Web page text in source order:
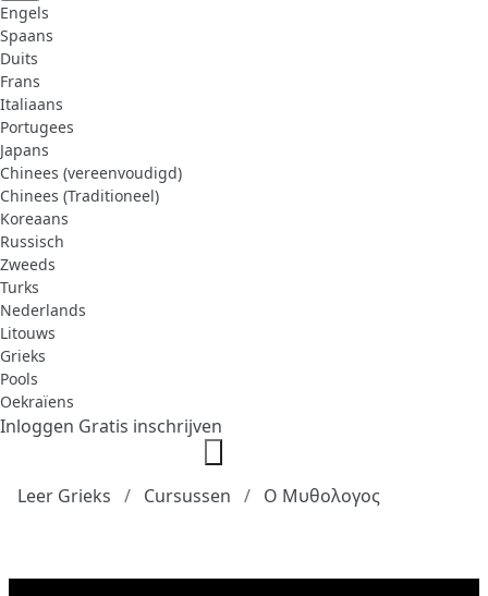
Engels
Spaans
Duits
Frans
Italiaans
Portugees
Japans
Chinees (vereenvoudigd)
Chinees (Traditioneel)
Koreaans
Russisch
Zweeds
Turks
Nederlands
Litouws
Grieks
Pools
Oekraïens
Inloggen Gratis inschrijven
Leer Grieks Cursussen Ο Μυθολογος